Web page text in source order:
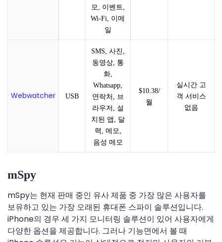
모, 이벤트,
Wi-Fi, 이메
일
Webwatcher USB
SMS, 사진,
동영상, 통
화,
Whatsapp,
연락처, 브
라우저, 설
치된 앱, 달
력, 메모,
음성 메모
$10.38/
월
실시간 고
객 서비스
없음
mSpy
mSpy는 현재 판매 중인 유사 제품 중 가장 많은 사용자를
보유하고 있는 가장 오래된 휴대폰 스파이 솔루션입니다.
iPhone의 경우 세 가지 모니터링 솔루션이 있어 사용자에게
다양한 옵션을 제공합니다. 그러나 기능면에서 볼 때